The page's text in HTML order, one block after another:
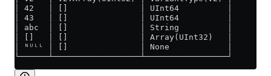
│ 42   │ []               │ UInt64          │
│ 43   │ []               │ UInt64          │
│ abc  │ []               │ String          │
│ []   │ []               │ Array(UInt32)   │
│ ᴺᵁᴸᴸ │ []               │ None            │
└──────┴──────────────────┴─────────────────┘